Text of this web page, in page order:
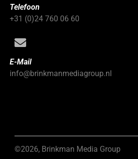
Telefoon
+31 (0)24 760 06 60
E-Mail
info@brinkmanmediagroup.nl
©2026, Brinkman Media Group